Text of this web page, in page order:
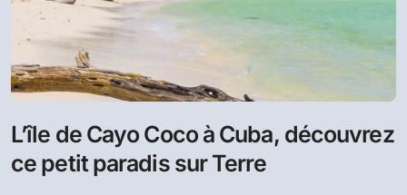
L’île de Cayo Coco à Cuba, découvrez
ce petit paradis sur Terre